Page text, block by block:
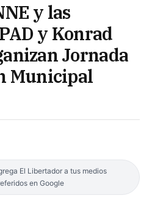
y las
y Konrad
Jornada
Municipal
El Libertador a tus medios
en Google